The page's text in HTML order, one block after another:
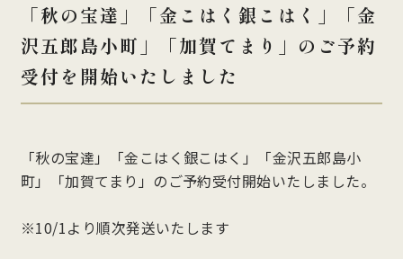
「秋の宝達」「金こはく銀こはく」「金
沢五郎島小町」「加賀てまり」のご予約
受付を開始いたしました
「秋の宝達」「金こはく銀こはく」「金沢五郎島小
町」「加賀てまり」のご予約受付開始いたしました。
※10/1より順次発送いたします